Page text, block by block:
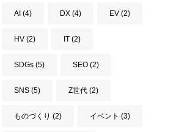
AI (4) DX (4) EV (2)
HV (2) IT (2)
SDGs (5) SEO (2)
SNS (5) Z世代 (2)
ものづくり (2) イベント (3)